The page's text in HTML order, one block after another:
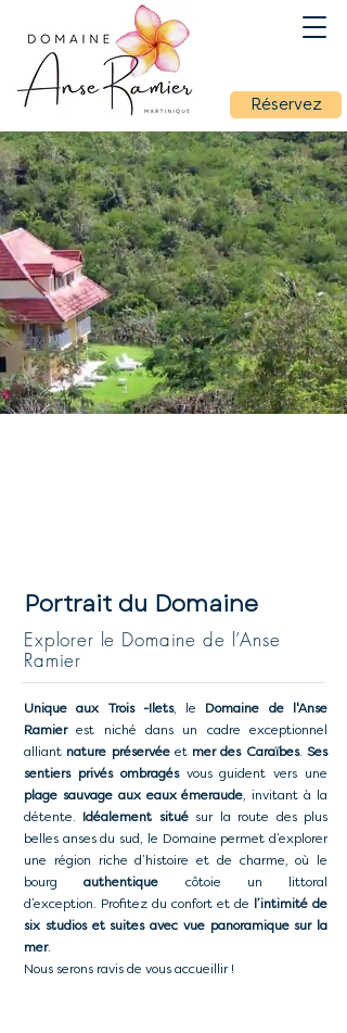
Réservez
Portrait du Domaine
Explorer le Domaine de l’Anse
Ramier
Unique aux Trois -Ilets, le Domaine de l'Anse
Ramierest niché dans un cadre exceptionnel
alliant nature préservéeet mer des Caraïbes.Ses
sentiers privés ombragésvous guident vers une
plage sauvage aux eaux émeraude, invitant à la
détente. Idéalement situésur la route des plus
belles anses du sud, le Domaine permet d’explorer
une région riche d’histoire et de charme, où
le
bourg authentique côtoie un littoral
d’exception. Profitez du confort et de l’intimité de
six studios et suites avec vue panoramique sur la
mer.
Nous serons ravis de vous accueillir !